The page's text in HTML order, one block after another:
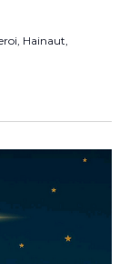
Hainaut,